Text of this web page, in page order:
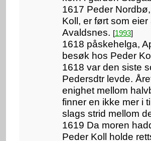
1617 Peder
Koll, er ført som
Avaldsnes. [1993]
1618 påskehelga,
besøk hos Peder
1618 var den siste
Pedersdtr levde.
enighet mellom
finner en ikke mer i
slags strid mellom
1619 Da moren
Peder Koll holde